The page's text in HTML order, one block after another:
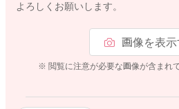
よろしくお願いします。
画像を表示
※ 閲覧に注意が必要な画像が含まれ